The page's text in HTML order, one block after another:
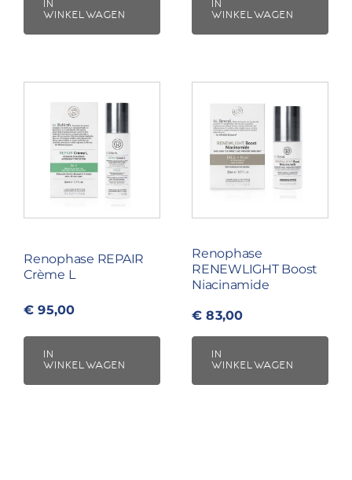
IN
WINKELWAGEN
IN
WINKELWAGEN
Renophase REPAIR
Crème L
€ 95,00
IN
WINKELWAGEN
Renophase
RENEWLIGHT Boost
Niacinamide
€ 83,00
IN
WINKELWAGEN